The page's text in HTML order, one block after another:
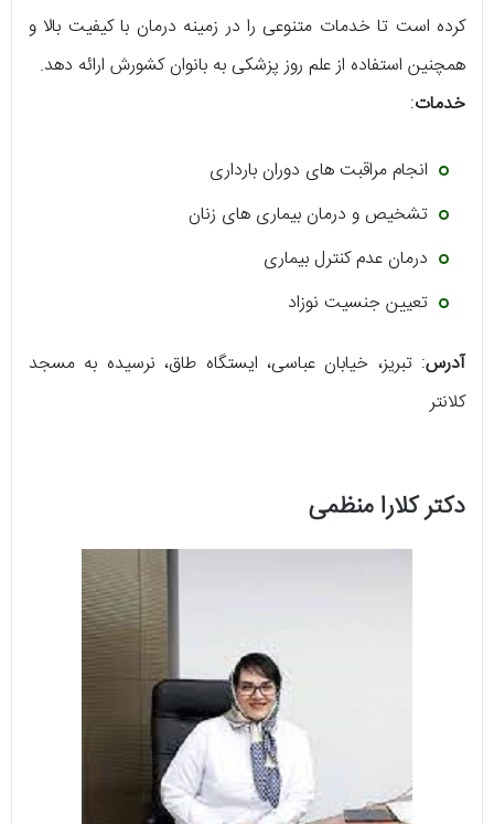
کرده است تا خدمات متنوعی را در زمینه درمان با کیفیت بالا و
همچنین استفاده از علم روز پزشکی به بانوان کشورش ارائه دهد.
خدمات:
انجام مراقبت های دوران بارداری
تشخیص و درمان بیماری های زنان
درمان عدم کنترل بیماری
تعیین جنسیت نوزاد
آدرس: تبریز، خیابان عباسی، ایستگاه طاق، نرسیده به مسجد
کلانتر
دکتر کلارا منظمی